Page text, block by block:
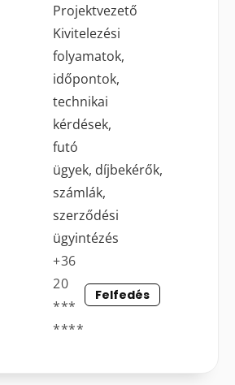
Projektvezető
Kivitelezési
folyamatok,
időpontok,
technikai
kérdések,
futó
ügyek, díjbekérők,
számlák,
szerződési
ügyintézés
+36
20
***
****
Felfedés